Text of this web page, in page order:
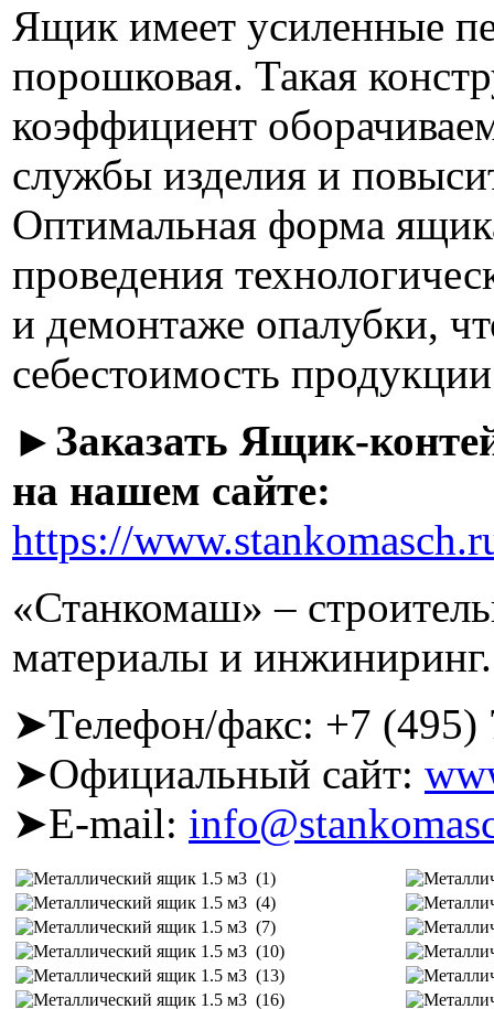
Ящик имеет усиленные
порошковая. Такая
коэффициент
службы изделия и
Оптимальная форма
проведения
и демонтаже опалубки,
себестоимость
►Заказать Ящик-
на нашем сайте:
https://
«Станкомаш» –
материалы и инжиниринг.
➤Телефон/факс: +7 (495)
➤Официальный сайт:
➤E-mail: